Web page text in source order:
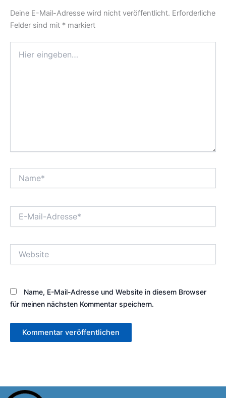
Deine E-Mail-Adresse wird nicht veröffentlicht. Erforderliche
Felder sind mit * markiert
eingeben…
Mail-
Name, E-Mail-Adresse und Website in diesem Browser
für meinen nächsten Kommentar speichern.